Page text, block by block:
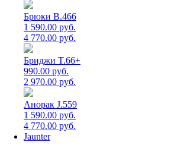
Брюки B.466
1 590.00 руб.
4 770.00 руб.
Бриджи T.66+
990.00 руб.
2 970.00 руб.
Анорак J.559
1 590.00 руб.
4 770.00 руб.
Jaunter